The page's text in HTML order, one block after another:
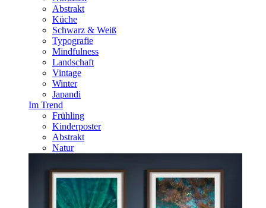
Abstrakt
Küche
Schwarz & Weiß
Typografie
Mindfulness
Landschaft
Vintage
Winter
Japandi
Im Trend
Frühling
Kinderposter
Abstrakt
Natur